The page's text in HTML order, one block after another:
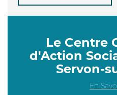
Le Centre
d'Action
Servon-
En